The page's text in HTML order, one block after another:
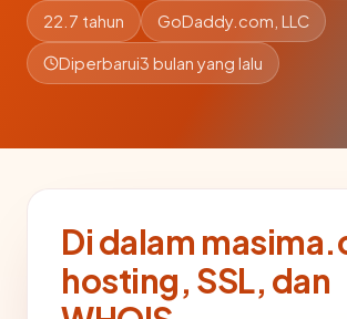
22.7 tahun GoDaddy.com, LLC
Diperbarui3 bulan yang lalu
Di dalam
hosting, SSL, dan